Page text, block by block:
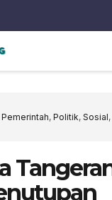
Pemerintah, Politik, Sosial,